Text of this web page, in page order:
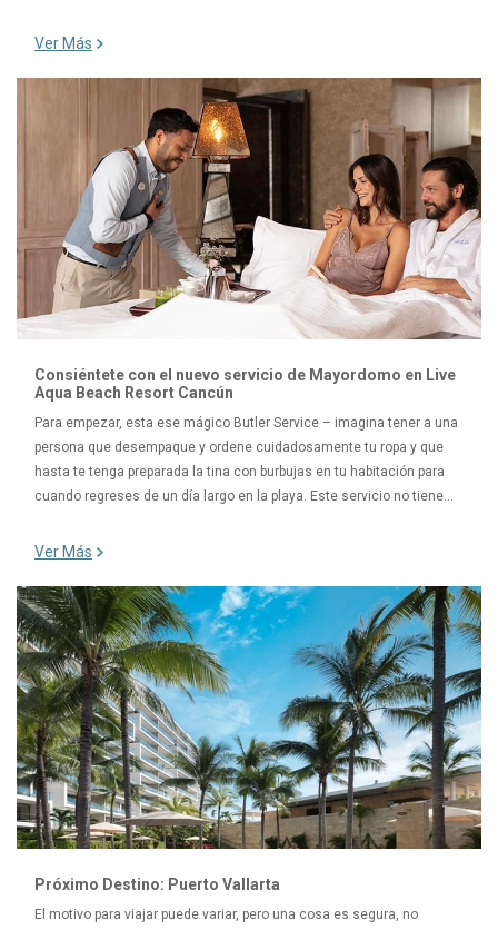
Ver Más
Consiéntete con el nuevo servicio de Mayordomo en Live
Aqua Beach Resort Cancún
Para empezar, esta ese mágico Butler Service – imagina tener a una
persona que desempaque y ordene cuidadosamente tu ropa y que
hasta te tenga preparada la tina con burbujas en tu habitación para
cuando regreses de un día largo en la playa. Este servicio no tiene…
Ver Más
Próximo Destino: Puerto Vallarta
El motivo para viajar puede variar, pero una cosa es segura, no